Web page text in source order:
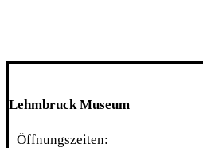
Lehmbruck Museum
Öffnungszeiten: